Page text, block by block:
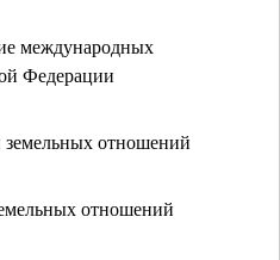
международных
Федерации
земельных отношений
отношений